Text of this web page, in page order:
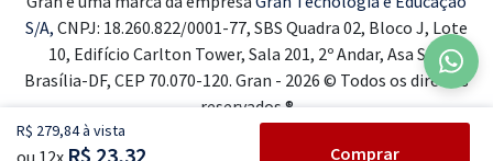
R$ 279,84 à vista
ou 12x R$ 23,32 Comprar
S/A, CNPJ: 18.260.822/0001-77, SBS Quadra 02, Bloco J, Lote
10, Edifício Carlton Tower, Sala 201, 2º Andar, Asa Sul,
Brasília-DF, CEP 70.070-120. Gran - 2026 © Todos os direitos
reservados ®